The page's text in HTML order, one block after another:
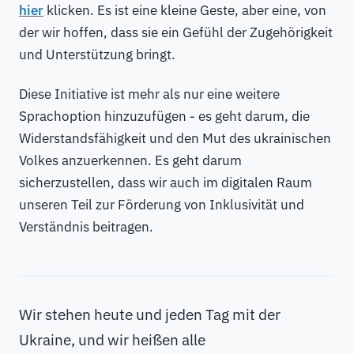
hier klicken. Es ist eine kleine Geste, aber eine, von
der wir hoffen, dass sie ein Gefühl der Zugehörigkeit
und Unterstützung bringt.
Diese Initiative ist mehr als nur eine weitere
Sprachoption hinzuzufügen - es geht darum, die
Widerstandsfähigkeit und den Mut des ukrainischen
Volkes anzuerkennen. Es geht darum
sicherzustellen, dass wir auch im digitalen Raum
unseren Teil zur Förderung von Inklusivität und
Verständnis beitragen.
Wir stehen heute und jeden Tag mit der
Ukraine, und wir heißen alle